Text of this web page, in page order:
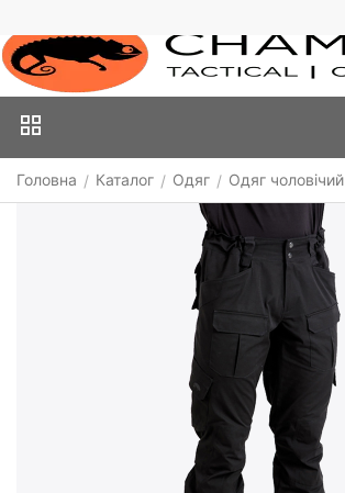
Головна / Каталог / Одяг / Одяг чоловічий